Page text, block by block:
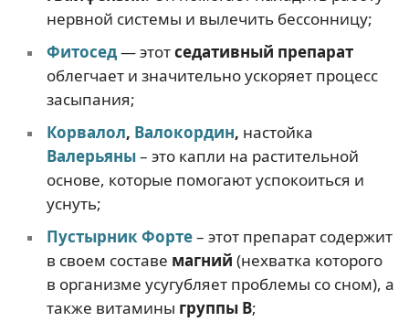
нервной системы и вылечить бессонницу;
Фитосед— этотседативный препарат
облегчает и значительно ускоряет процесс
засыпания;
Корвалол, Валокордин, настойка
Валерьяны– это капли на растительной
основе, которые помогают успокоиться и
уснуть;
Пустырник Форте– этот препарат содержит
в своем составе магний (нехватка которого
в организме усугубляет проблемы со сном), а
также витамины группы В;